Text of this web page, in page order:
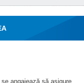
se angajează să asigure